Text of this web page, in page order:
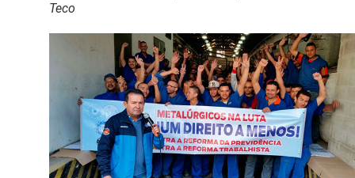
Teco